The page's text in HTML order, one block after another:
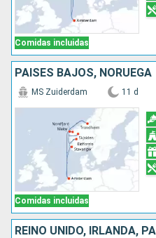
Comidas incluidas
PAISES BAJOS, NORUEGA
Comidas incluidas
MS Zuiderdam 11 d
REINO UNIDO, IRLANDA,